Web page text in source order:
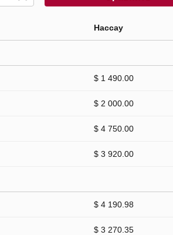
Нассау
$ 1 490.00
$ 2 000.00
$ 4 750.00
$ 3 920.00
$ 4 190.98
$ 3 270.35